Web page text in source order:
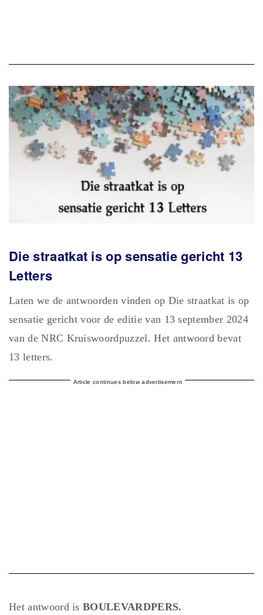
Die straatkat is op sensatie gericht 13
Letters
Laten we de antwoorden vinden op Die straatkat is op
sensatie gericht voor de editie van 13 september 2024
van de NRC Kruiswoordpuzzel. Het antwoord bevat
13 letters.
Article continues below advertisement
Het antwoord isBOULEVARDPERS.